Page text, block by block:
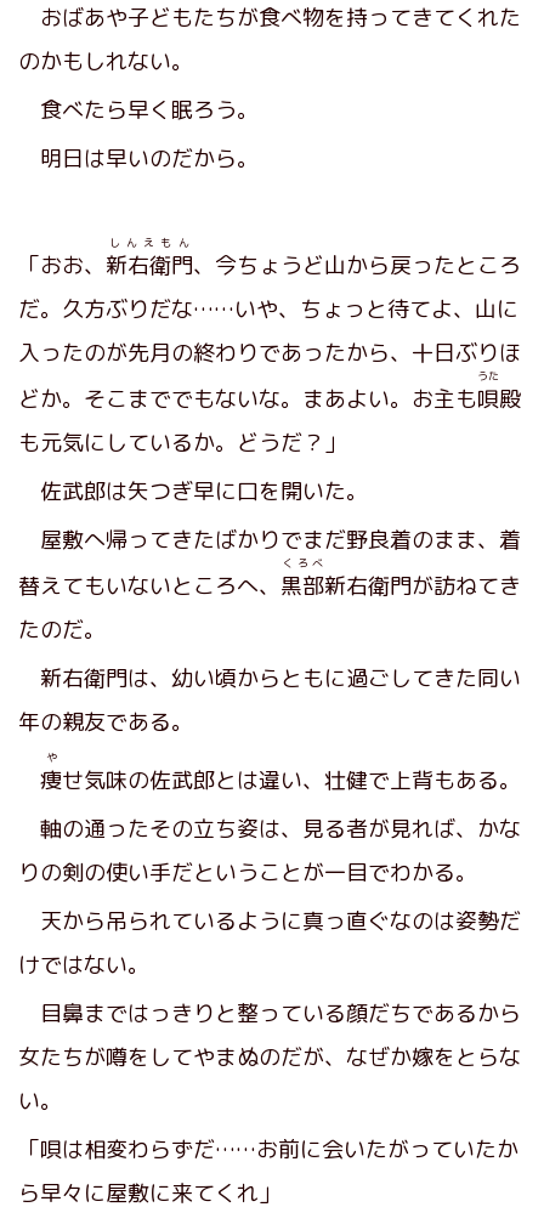
おばあや子どもたちが食べ物を持ってきてくれた
のかもしれない。
食べたら早く眠ろう。
明日は早いのだから。
「おお、 新右衛門
しんえもん
、今ちょうど山から戻ったところ
だ。久方ぶりだな……いや、ちょっと待てよ、山に
入ったのが先月の終わりであったから、十日ぶりほ
どか。そこまででもないな。まあよい。お主も唄
うた
殿
も元気にしているか。どうだ？」
佐武郎は矢つぎ早に口を開いた。
屋敷へ帰ってきたばかりでまだ野良着のまま、着
替えてもいないところへ、 黒部
くろべ
新右衛門が訪ねてき
たのだ。
新右衛門は、幼い頃からともに過ごしてきた同い
年の親友である。
痩
や
せ気味の佐武郎とは違い、壮健で上背もある。
軸の通ったその立ち姿は、見る者が見れば、かな
りの剣の使い手だということが一目でわかる。
天から吊られているように真っ直ぐなのは姿勢だ
けではない。
目鼻まではっきりと整っている顔だちであるから
女たちが噂をしてやまぬのだが、なぜか嫁をとらな
い。
「唄は相変わらずだ……お前に会いたがっていたか
ら早々に屋敷に来てくれ」